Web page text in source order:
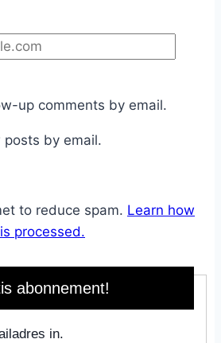
up comments by email.
by email.
to reduce spam. Learn how
processed.
abonnement!
in.